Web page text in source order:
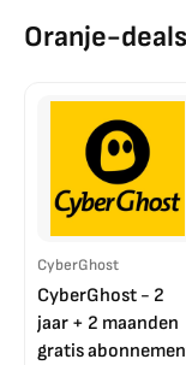
Oranje-deals
CyberGhost
CyberGhost - 2
jaar + 2 maanden
gratis